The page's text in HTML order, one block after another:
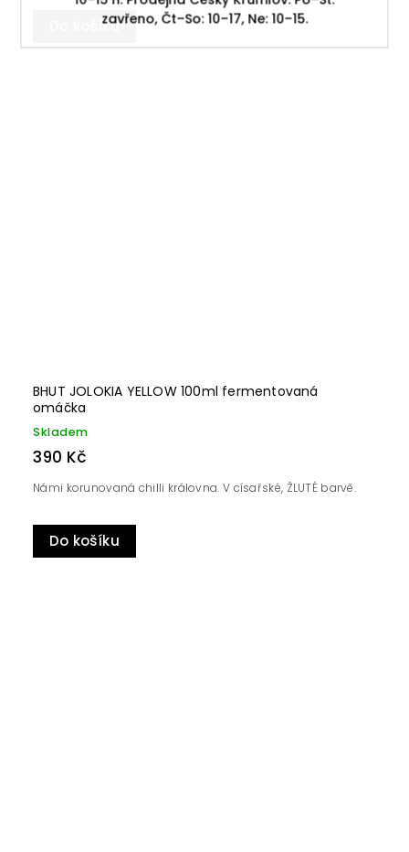
zavřeno, Čt–So: 10–17, Ne: 10–15.
Do košíku
BHUT JOLOKIA YELLOW 100ml fermentovaná
omáčka
Skladem
390 Kč
Do košíku
Námi korunovaná chilli královna. V císařské, ŽLUTÉ barvě.